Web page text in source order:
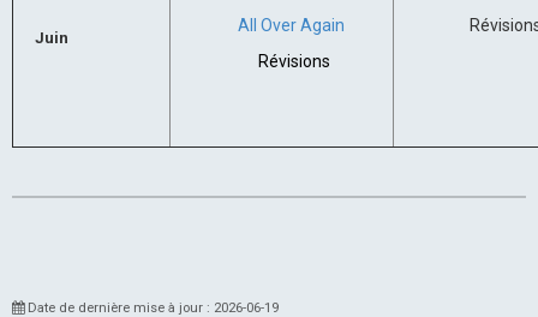
Juin
All Over Again
Révisions
Date de dernière mise à jour : 2026-06-19